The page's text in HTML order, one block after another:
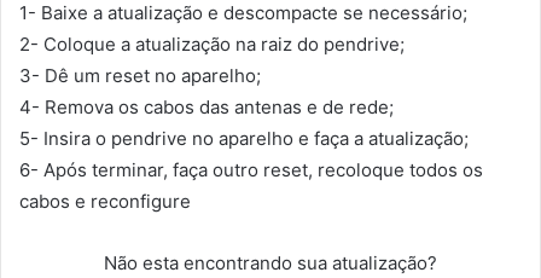
1- Baixe a atualização e descompacte se necessário;
2- Coloque a atualização na raiz do pendrive;
3- Dê um reset no aparelho;
4- Remova os cabos das antenas e de rede;
5- Insira o pendrive no aparelho e faça a atualização;
6- Após terminar, faça outro reset, recoloque todos os
cabos e reconfigure
Não esta encontrando sua atualização?